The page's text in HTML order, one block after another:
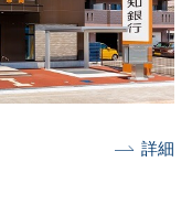
詳細